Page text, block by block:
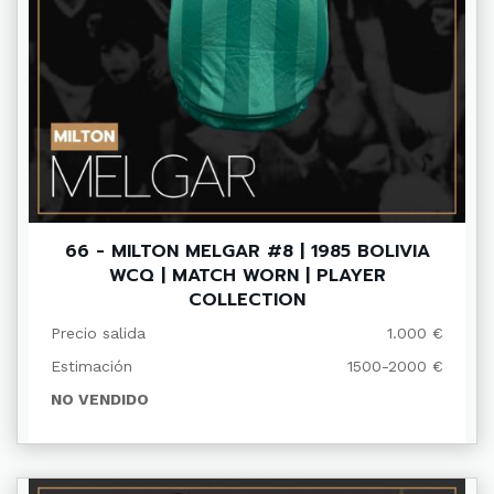
66 - MILTON MELGAR #8 | 1985 BOLIVIA
WCQ | MATCH WORN | PLAYER
COLLECTION
Precio salida
1.000 €
Estimación
1500-2000 €
NO VENDIDO